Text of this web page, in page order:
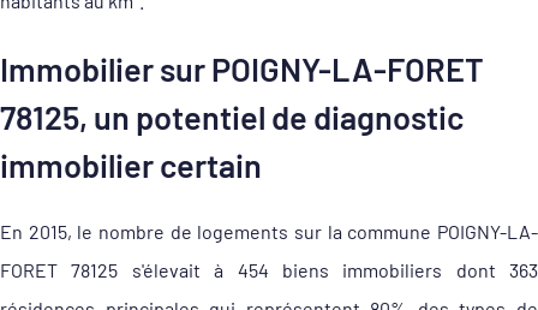
Immobilier sur POIGNY-LA-FORET
78125, un potentiel de diagnostic
immobilier certain
En 2015, le nombre de logements sur la commune POIGNY-LA-
FORET 78125 s'élevait à 454 biens immobiliers dont 363